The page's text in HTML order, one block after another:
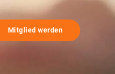
Mitglied werden